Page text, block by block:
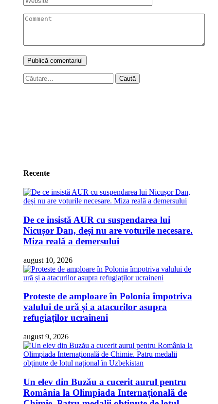
Caută
după:
Recente
De ce insistă AUR cu suspendarea lui
Nicușor Dan, deși nu are voturile necesare.
Miza reală a demersului
august 10, 2026
Proteste de amploare în Polonia împotriva
valului de ură și a atacurilor asupra
refugiaților ucraineni
august 9, 2026
Un elev din Buzău a cucerit aurul pentru
România la Olimpiada Internațională de